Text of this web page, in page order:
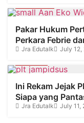
Pakar Hukum
Perkara Febrie
Jra Edutalk July 12,
Ini Rekam Jejak
Siapa yang
Jra Edutalk July 11,